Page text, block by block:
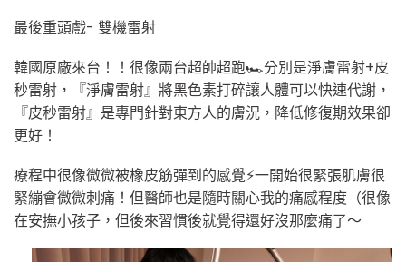
最後重頭戲- 雙機雷射
韓國原廠來台！！很像兩台超帥超跑🏎分別是淨膚雷射+皮
秒雷射，『淨膚雷射』將黑色素打碎讓人體可以快速代謝，
『皮秒雷射』是專門針對東方人的膚況，降低修復期效果卻
更好！
療程中很像微微被橡皮筋彈到的感覺⚡️一開始很緊張肌膚很
緊繃會微微刺痛！但醫師也是隨時關心我的痛感程度（很像
在安撫小孩子，但後來習慣後就覺得還好沒那麼痛了～